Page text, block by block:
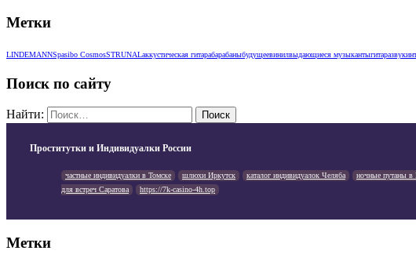
Метки
LINDEMANNSpasibo CosmosSTRUNALаккустическая гитарабарабаныбудущеевинилвыдающиеся музыкантыгитаразвук
Поиск по сайту
Найти:
Проститутки и Индивидуалки России
частные индивидуалки в Томске шлюхи Иркутск каталог индивидуалок Челяба ночные путаны в
для встреч Саратова
https://7k-casino-4h.top
Метки